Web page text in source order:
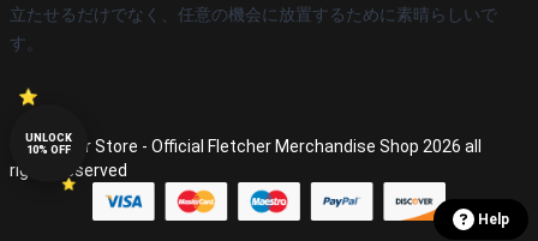
立たせるだけでなく、任意の機会に放置するために素晴らしいで
す。
© Fletcher Store - Official Fletcher Merchandise Shop 2026 all
rights reserved
Help
UNLOCK
10% OFF